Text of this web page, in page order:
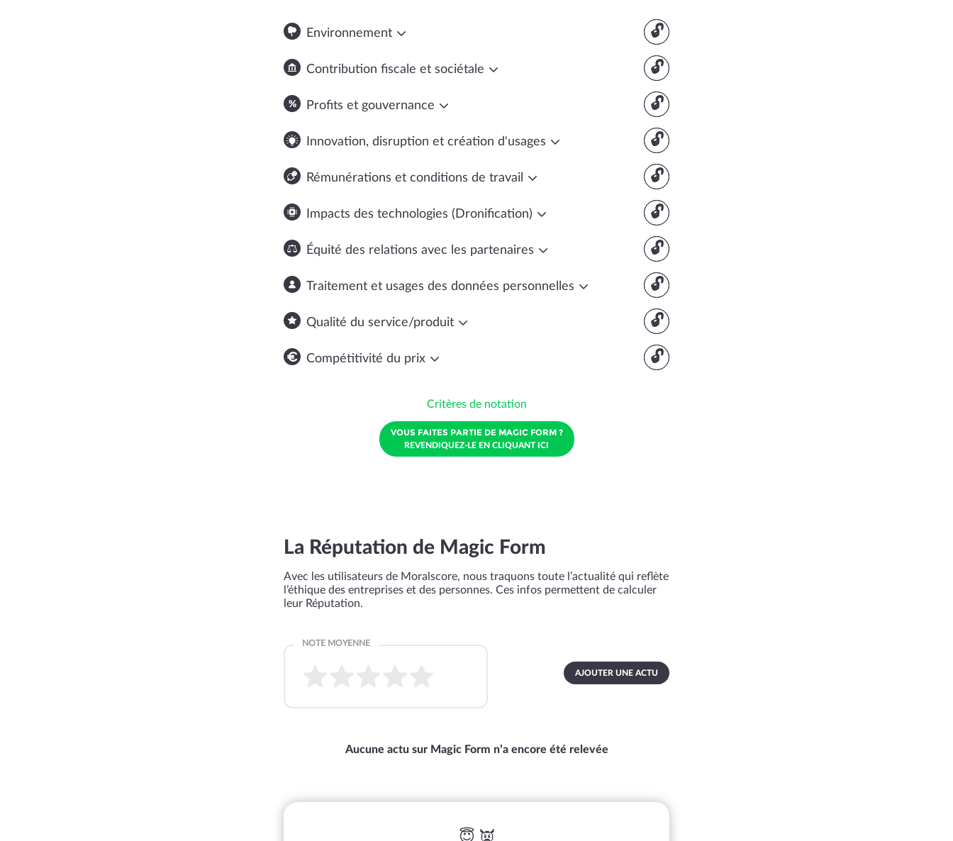
🔓
Environnement
🔓
Contribution fiscale et sociétale
🔓
Profits et gouvernance
🔓
Innovation, disruption et création d'usages
🔓
Rémunérations et conditions de travail
🔓
Impacts des technologies (Dronification)
🔓
Équité des relations avec les partenaires
🔓
Traitement et usages des données personnelles
🔓
Qualité du service/produit
🔓
Compétitivité du prix
Critères de notation
VOUS FAITES PARTIE DE MAGIC FORM ?
REVENDIQUEZ-LE EN CLIQUANT ICI
La Réputation de Magic Form
Avec les utilisateurs de Moralscore, nous traquons toute l’actualité qui reflète
l’éthique des entreprises et des personnes. Ces infos permettent de calculer
leur Réputation.
AJOUTER UNE ACTU
Aucune actu sur Magic Form n’a encore été relevée
😇 👿